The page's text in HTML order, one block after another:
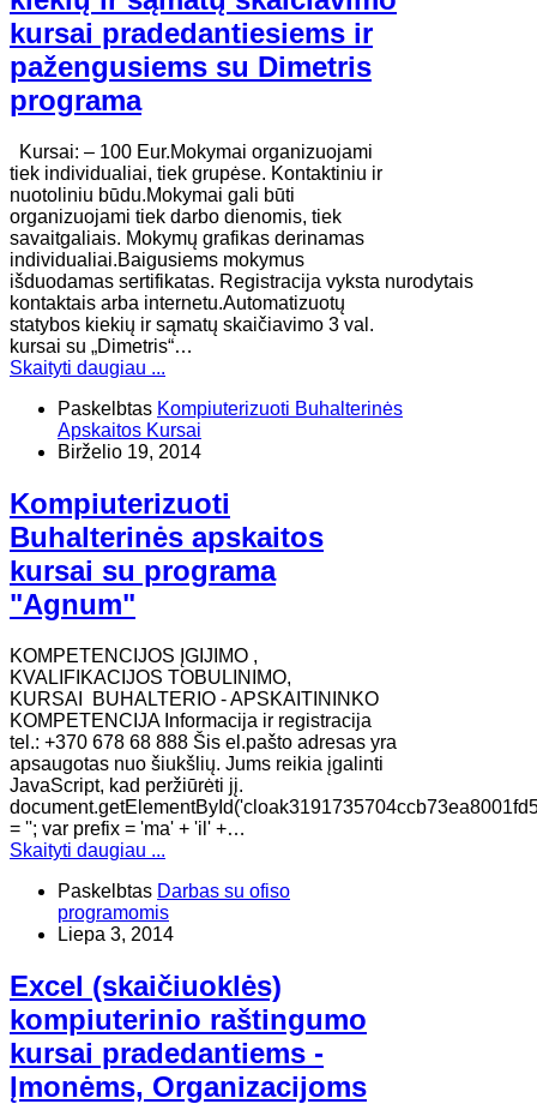
kursai pradedantiesiems ir
pažengusiems su Dimetris
programa
Kursai: – 100 Eur.Mokymai organizuojami
tiek individualiai, tiek grupėse. Kontaktiniu ir
nuotoliniu būdu.Mokymai gali būti
organizuojami tiek darbo dienomis, tiek
savaitgaliais. Mokymų grafikas derinamas
individualiai.Baigusiems mokymus
išduodamas sertifikatas. Registracija vyksta nurodytais
kontaktais arba internetu.Automatizuotų
statybos kiekių ir sąmatų skaičiavimo 3 val.
kursai su „Dimetris“…
Skaityti daugiau ...
Paskelbtas Kompiuterizuoti Buhalterinės
Apskaitos Kursai
Birželio 19, 2014
Kompiuterizuoti
Buhalterinės apskaitos
kursai su programa
"Agnum"
KOMPETENCIJOS ĮGIJIMO ,
KVALIFIKACIJOS TOBULINIMO,
KURSAI BUHALTERIO - APSKAITININKO
KOMPETENCIJA Informacija ir registracija
tel.: +370 678 68 888 Šis el.pašto adresas yra
apsaugotas nuo šiukšlių. Jums reikia įgalinti
JavaScript, kad peržiūrėti jį.
= ''; var prefix = 'ma' + 'il' +…
Skaityti daugiau ...
Paskelbtas Darbas su ofiso
programomis
Liepa 3, 2014
Excel (skaičiuoklės)
kompiuterinio raštingumo
kursai pradedantiems -
Įmonėms, Organizacijoms